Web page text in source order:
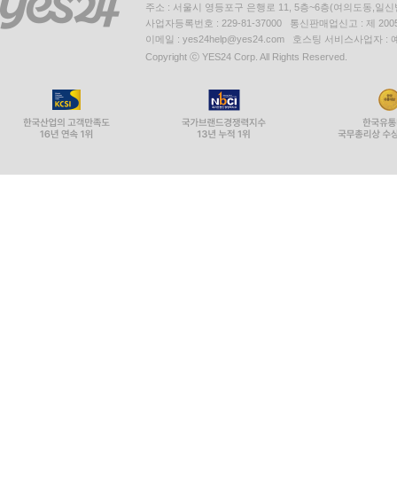
주소 : 서울시 영등포구 은행로 11, 5층~6층(여의도동,일신
사업자등록번호 : 229-81-37000 통신판매업신고 : 제
이메일 : yes24help@yes24.com 호스팅 서비스사업자 :
Copyright ⓒ YES24 Corp. All Rights Reserved.